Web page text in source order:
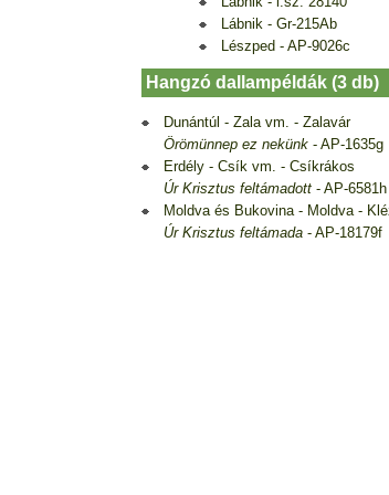
Lábnik - Gr-215Ab
Lészped - AP-9026c
Hangzó dallampéldák (3 db)
Dunántúl - Zala vm. - Zalavár
Örömünnep ez nekünk - AP-1635g
Erdély - Csík vm. - Csíkrákos
Úr Krisztus feltámadott - AP-6581h
Moldva és Bukovina - Moldva -
Úr Krisztus feltámada - AP-18179f